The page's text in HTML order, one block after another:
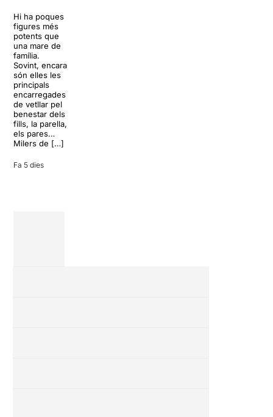
Hi ha poques
figures més
potents que
una mare de
família.
Sovint, encara
són elles les
principals
encarregades
de vetllar pel
benestar dels
fills, la parella,
els pares…
Milers de […]
Fa 5 dies